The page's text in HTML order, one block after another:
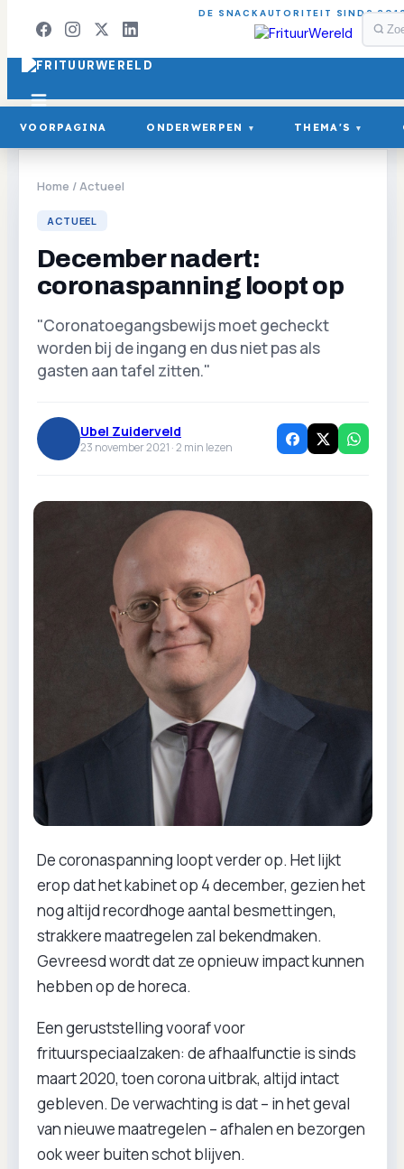
DE SNACKAUTORITEIT SINDS
VOORPAGINA ONDERWERPEN ▾ THEMA'S ▾
Home /Actueel
ACTUEEL
December nadert:
coronaspanning loopt op
"Coronatoegangsbewijs moet gecheckt
worden bij de ingang en dus niet pas als
gasten aan tafel zitten."
Ubel Zuiderveld
23 november 2021 ·2 min lezen
De coronaspanning loopt verder op. Het lijkt
erop dat het kabinet op 4 december, gezien het
nog altijd recordhoge aantal besmettingen,
strakkere maatregelen zal bekendmaken.
Gevreesd wordt dat ze opnieuw impact kunnen
hebben op de horeca.
Een geruststelling vooraf voor
frituurspeciaalzaken: de afhaalfunctie is sinds
maart 2020, toen corona uitbrak, altijd intact
gebleven. De verwachting is dat – in het geval
van nieuwe maatregelen – afhalen en bezorgen
ook weer buiten schot blijven.